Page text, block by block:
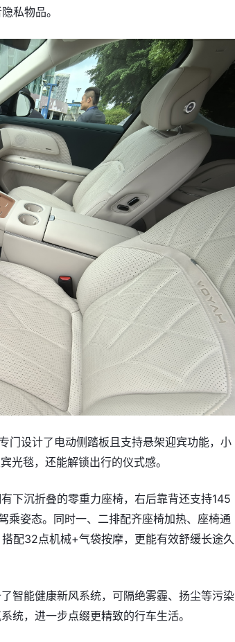
私物品。
门设计了电动侧踏板且支持悬架迎宾功能，小
光毯，还能解锁出行的仪式感。
下沉折叠的零重力座椅，右后靠背还支持145
乘姿态。同时一、二排配齐座椅加热、座椅通
配32点机械+气袋按摩，更能有效舒缓长途久
智能健康新风系统，可隔绝雾霾、扬尘等污染
统，进一步点缀更精致的行车生活。